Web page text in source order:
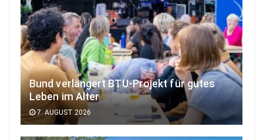
Bund verlängert BTU-Projekt für gutes
Leben im Alter
7. AUGUST 2026